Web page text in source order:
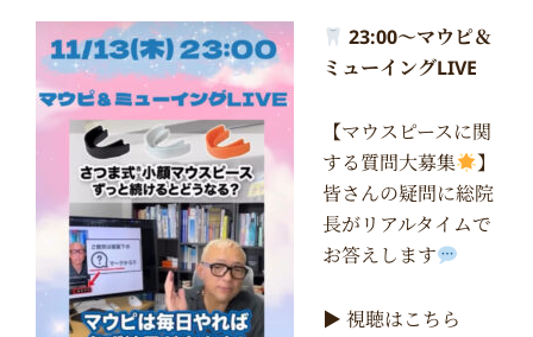
23:00〜マウピ＆
ミューイングLIVE
【マウスピースに関
する質問大募集
】
皆さんの疑問に総院
長がリアルタイムで
お答えします
▶︎ 視聴はこちら